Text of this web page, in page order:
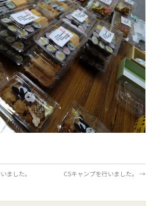
ました。 CSキャンプを行いました。 →